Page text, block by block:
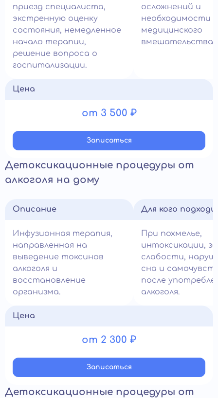
приезд специалиста,
экстренную оценку
состояния, немедленное
начало терапии,
решение вопроса о
госпитализации.
осложнений и
необходимости
медицинского
вмешательства.
Цена
от 3 500 ₽
Записатьcя
Детоксикационные процедуры от
алкоголя на дому
Описание
Инфузионная терапия,
направленная на
выведение токсинов
алкоголя и
восстановление
организма.
Для кого
При похмелье,
интоксикации,
слабости,
сна и
после
алкоголя.
Цена
от 2 300 ₽
Записатьcя
Детоксикационные процедуры от